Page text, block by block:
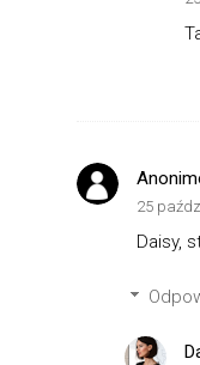
25
Daisy,